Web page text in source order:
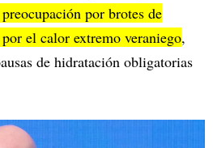
por brotes de
el calor extremo veraniego,
de hidratación obligatorias